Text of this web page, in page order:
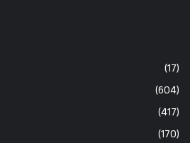
(17)
(604)
(417)
(170)